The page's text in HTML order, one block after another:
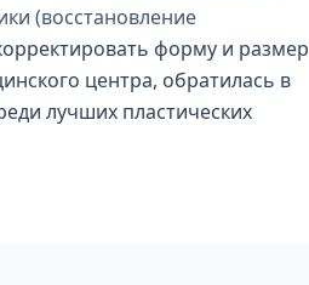
(восстановление
форму и размер
центра, обратилась в
лучших пластических